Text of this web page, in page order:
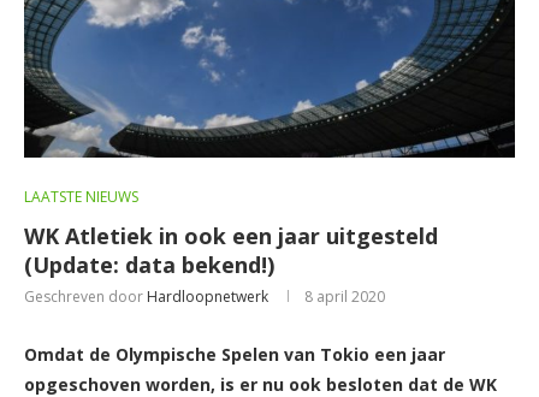
LAATSTE NIEUWS
WK Atletiek in ook een jaar uitgesteld
(Update: data bekend!)
Geschreven door Hardloopnetwerk 8 april 2020
Omdat de Olympische Spelen van Tokio een jaar
opgeschoven worden, is er nu ook besloten dat de WK